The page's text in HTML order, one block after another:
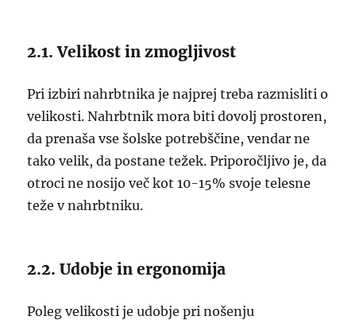
2.1. Velikost in zmogljivost
Pri izbiri nahrbtnika je najprej treba razmisliti o
velikosti. Nahrbtnik mora biti dovolj prostoren,
da prenaša vse šolske potrebščine, vendar ne
tako velik, da postane težek. Priporočljivo je, da
otroci ne nosijo več kot 10-15% svoje telesne
teže v nahrbtniku.
2.2. Udobje in ergonomija
Poleg velikosti je udobje pri nošenju